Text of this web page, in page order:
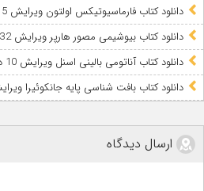
دانلود کتاب فارماسیوتیکس اولتون ویرایش 5 پنجم (سال 2018)
دانلود کتاب بیوشیمی مصور هارپر ویرایش 32 (سال 2022)
دانلود کتاب آناتومی بالینی اسنل ویرایش 10 دهم (2019)
دانلود کتاب بافت شناسی پایه جانکوئیرا
ارسال دیدگاه